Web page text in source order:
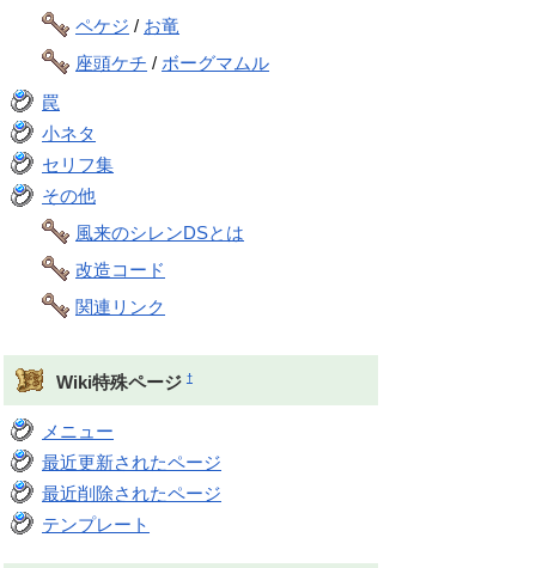
ペケジ / お竜
座頭ケチ / ボーグマムル
罠
小ネタ
セリフ集
その他
風来のシレンDSとは
改造コード
関連リンク
Wiki特殊ページ †
メニュー
最近更新されたページ
最近削除されたページ
テンプレート